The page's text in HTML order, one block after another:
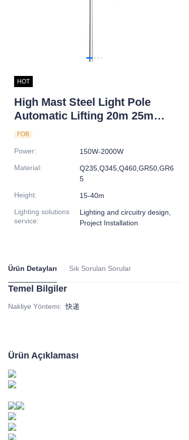
HOT
High Mast Steel Light Pole
Automatic Lifting 20m 25m
Heights Hot Dip Galvanized for
FOB
Power:
150W-2000W
Material:
Q235,Q345,Q460,GR50,GR6
5
Height:
15-40m
Lighting solutions
service:
Lighting and circuitry design,
Project Installation
Ürün Detayları Sık Sorulan Sorular
Temel Bilgiler
Nakliye Yöntemi: 快递
Ürün Açıklaması